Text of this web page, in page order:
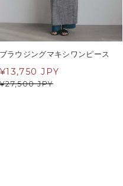
ラウジングマキシワンピース
27,500 JPY
13,750 JPY